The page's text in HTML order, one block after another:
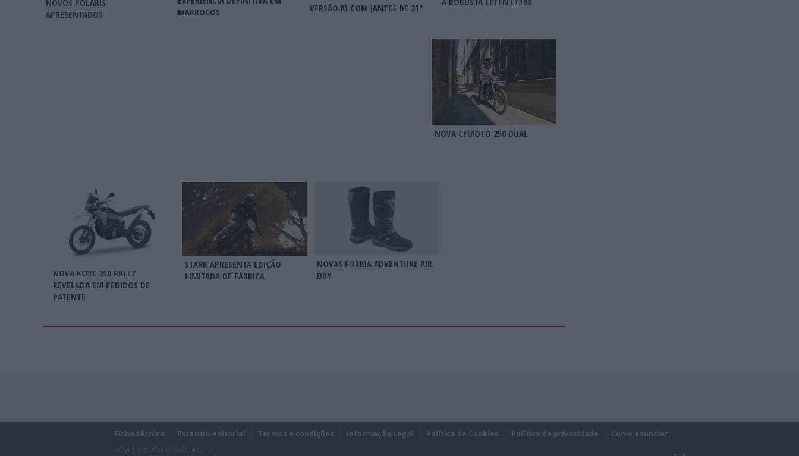
NOVOS POLARIS
APRESENTADOS
MARROCOS
VERSÃO M COM JANTES DE 21″
NOVA CFMOTO 250 DUAL
NOVA KOVE 350 RALLY
REVELADA EM PEDIDOS DE
PATENTE
STARK APRESENTA EDIÇÃO
LIMITADA DE FÁBRICA
NOVAS FORMA ADVENTURE AIR
DRY
Ficha técnica Estatuto editorial Termos e condições Informação Legal Política de Cookies Política de privacidade Como anunciar